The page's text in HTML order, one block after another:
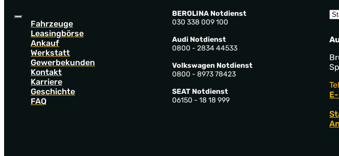
Fahrzeuge
Leasingbörse
Ankauf
Werkstatt
Gewerbekunden
Kontakt
Karriere
Geschichte
FAQ
BEROLINA Notdienst
030 338 009 100
Audi Notdienst
0800 - 2834 44533
Volkswagen Notdienst
0800 - 8973 78423
SEAT Notdienst
06150 - 18 18 999